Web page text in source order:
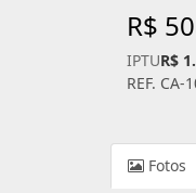
R$
IPTUR$
REF. CA-
Fotos